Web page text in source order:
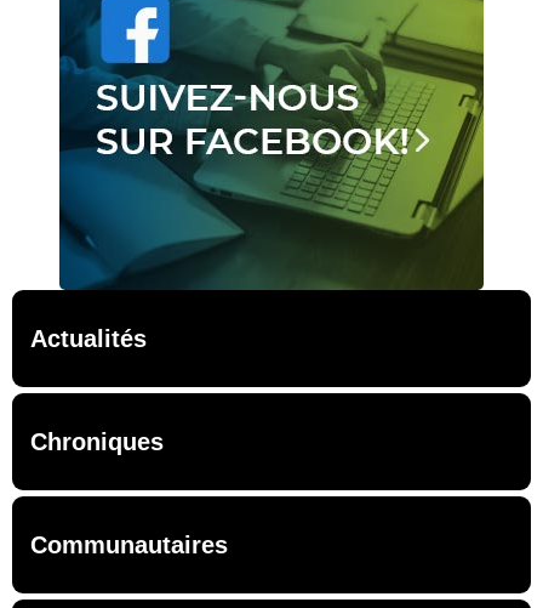
Actualités
Chroniques
Communautaires